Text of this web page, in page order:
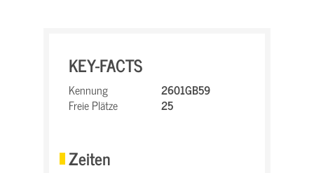
KEY-FACTS
Kennung
2601GB59
Freie Plätze
25
Zeiten